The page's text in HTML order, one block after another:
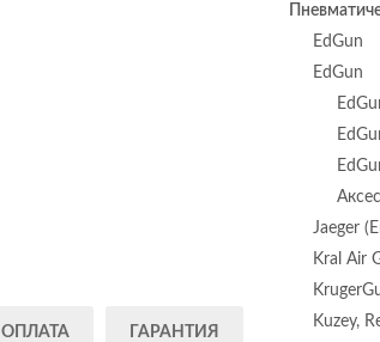
ОПЛАТА ГАРАНТИЯ
EdGun
EdGun
Jaeger
Kral Air
Kuzey,